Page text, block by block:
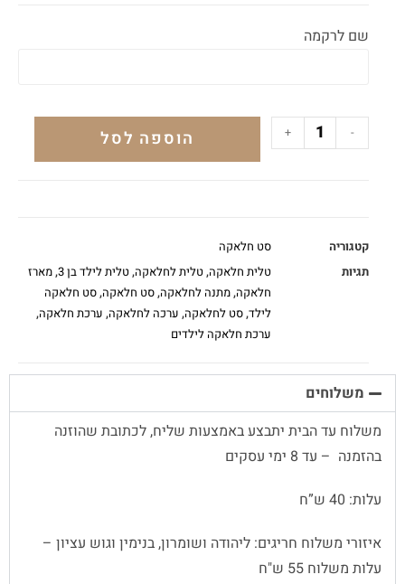
שם לרקמה
-
+ הוספה לסל
קטגוריה
סט חלאקה
תגיות
טלית חלאקה,טלית לחלאקה,טלית לילד בן 3 ,מארז
חלאקה,מתנה לחלאקה,סט חלאקה,סט חלאקה
לילד,סט לחלאקה, ערכה לחלאקה, ערכת חלאקה,
ערכת חלאקה לילדים
משלוחים
משלוח עד הבית יתבצע באמצעות שליח, לכתובת שהוזנה
בהזמנה – עד 8 ימי עסקים
עלות: 40 ש”ח
איזורי משלוח חריגים: ליהודה ושומרון, בנימין וגוש עציון –
עלות משלוח 55 ש"ח